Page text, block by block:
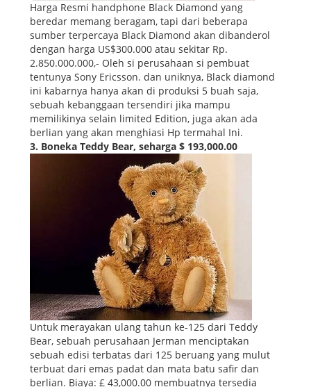
Harga Resmi handphone Black Diamond yang
beredar memang beragam, tapi dari beberapa
sumber terpercaya Black Diamond akan dibanderol
dengan harga US$300.000 atau sekitar Rp.
2.850.000.000,- Oleh si perusahaan si pembuat
tentunya Sony Ericsson. dan uniknya, Black diamond
ini kabarnya hanya akan di produksi 5 buah saja,
sebuah kebanggaan tersendiri jika mampu
memilikinya selain limited Edition, juga akan ada
berlian yang akan menghiasi Hp termahal Ini.
3. Boneka Teddy Bear, seharga $ 193,000.00
Untuk merayakan ulang tahun ke-125 dari Teddy
Bear, sebuah perusahaan Jerman menciptakan
sebuah edisi terbatas dari 125 beruang yang mulut
terbuat dari emas padat dan mata batu safir dan
berlian. Biaya: £ 43,000.00 membuatnya tersedia